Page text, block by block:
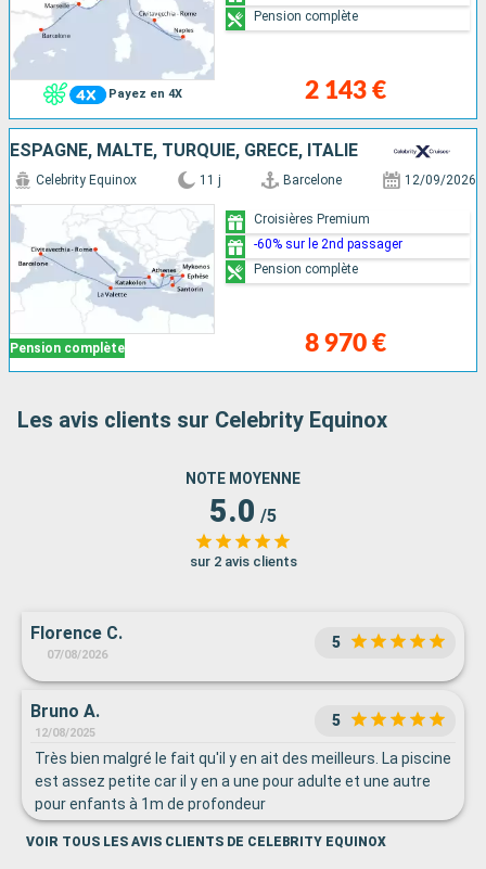
Payez en 4X 2 143 €
Pension complète
ESPAGNE, MALTE, TURQUIE, GRÈCE, ITALIE
Pension complète
Celebrity Equinox 11 j Barcelone 12/09/2026
8 970 €
Croisières Premium
-60% sur le 2nd passager
Pension complète
Les avis clients sur Celebrity Equinox
NOTE MOYENNE
5.0 /5
sur 2 avis clients
Florence C.
07/08/2026
5
Bruno A.
12/08/2025
5
Très bien malgré le fait qu'il y en ait des meilleurs. La piscine
est assez petite car il y en a une pour adulte et une autre
pour enfants à 1m de profondeur
VOIR TOUS LES AVIS CLIENTS DE CELEBRITY EQUINOX